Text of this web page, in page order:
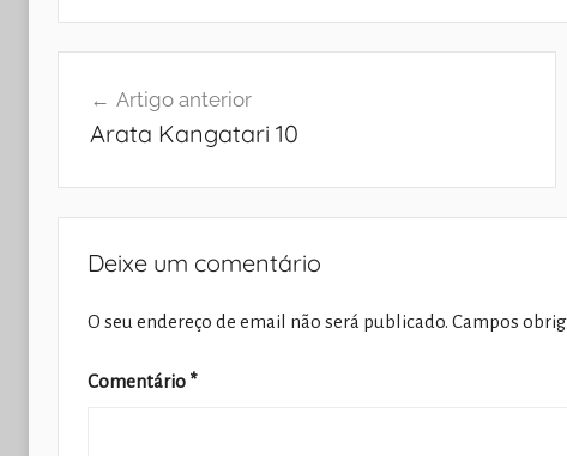
Artigo anterior
Arata Kangatari 10
Deixe um comentário
O seu endereço de email não será publicado. Campos
Comentário *